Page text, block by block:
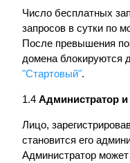
Число бесплатных
запросов в сутки по
После превышения
домена блокируются
"Стартовый".
1.4 Администратор
Лицо,
становится его
Администратор может